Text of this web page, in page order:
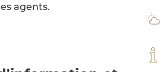
agents.